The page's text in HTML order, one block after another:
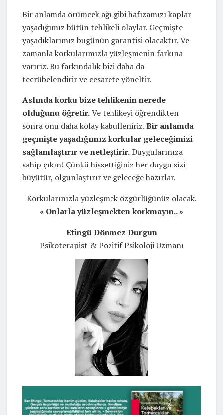
Bir anlamda örümcek ağı gibi hafızamızı kaplar
yaşadığımız bütün tehlikeli olaylar. Geçmişte
yaşadıklarımız bugünün garantisi olacaktır. Ve
zamanla korkularımızla yüzleşmenin farkına
varırız. Bu farkındalık bizi daha da
tecrübelendirir ve cesarete yöneltir.
Aslında korku bize tehlikenin nerede
olduğunu öğretir.Ve tehlikeyi öğrendikten
sonra onu daha kolay kabulleniriz.Bir anlamda
geçmişte yaşadığımız korkular geleceğimizi
sağlamlaştırır ve netleştirir.Duygularınıza
sahip çıkın! Çünkü hissettiğiniz her duygu sizi
büyütür, olgunlaştırır ve geleceğe hazırlar.
Korkularınızla yüzleşmek özgürlüğünüz olacak.
« Onlarla yüzleşmekten korkmayın.. »
Etingü Dönmez Durgun
Psikoterapist & Pozitif Psikoloji Uzmanı